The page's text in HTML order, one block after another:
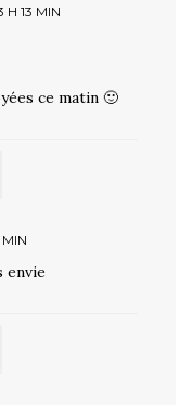
H 13 MIN
ce matin 🙂
MIN
envie